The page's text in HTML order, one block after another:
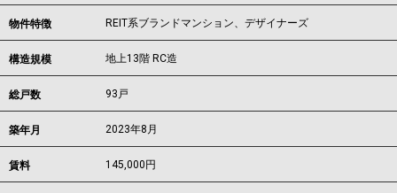
物件特徴 REIT系ブランドマンション、デザイナーズ
構造規模 地上13階 RC造
総戸数 93戸
築年月 2023年8月
賃料 145,000 円